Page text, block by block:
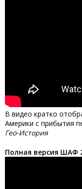
В видео кратко
Америки с прибытия
Гео-История
Полная версия ШАФ